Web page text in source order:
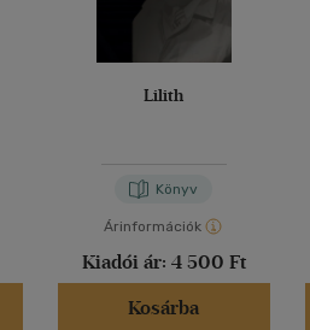
Lilith
Könyv
Árinformációk
Kiadói ár: 4 500 Ft
Kosárba